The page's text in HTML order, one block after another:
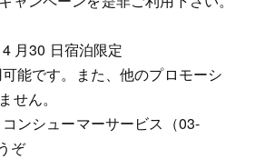
月30 日宿泊限定
可能です。また、他のプロモーシ
せん。
コンシューマーサービス（03-
ぞ